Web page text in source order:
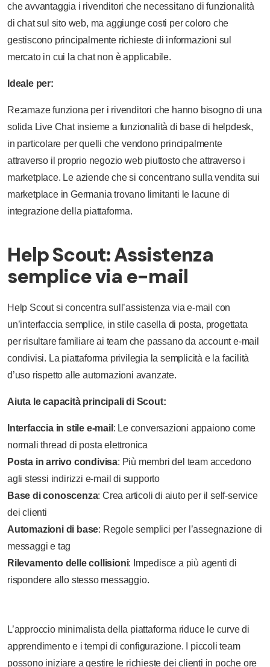
che avvantaggia i rivenditori che necessitano di funzionalità
di chat sul sito web, ma aggiunge costi per coloro che
gestiscono principalmente richieste di informazioni sul
mercato in cui la chat non è applicabile.
Ideale per:
Re:amaze funziona per i rivenditori che hanno bisogno di una
solida Live Chat insieme a funzionalità di base di helpdesk,
in particolare per quelli che vendono principalmente
attraverso il proprio negozio web piuttosto che attraverso i
marketplace. Le aziende che si concentrano sulla vendita sui
marketplace in Germania trovano limitanti le lacune di
integrazione della piattaforma.
Help Scout: Assistenza
semplice via e-mail
Help Scout si concentra sull’assistenza via e-mail con
un’interfaccia semplice, in stile casella di posta, progettata
per risultare familiare ai team che passano da account e-mail
condivisi. La piattaforma privilegia la semplicità e la facilità
d’uso rispetto alle automazioni avanzate.
Aiuta le capacità principali di Scout:
Interfaccia in stile e-mail : Le conversazioni appaiono come
normali thread di posta elettronica
Posta in arrivo condivisa: Più membri del team accedono
agli stessi indirizzi e-mail di supporto
Base di conoscenza: Crea articoli di aiuto per il self-service
dei clienti
Automazioni di base: Regole semplici per l’assegnazione di
messaggi e tag
Rilevamento delle collisioni: Impedisce a più agenti di
rispondere allo stesso messaggio.
L’approccio minimalista della piattaforma riduce le curve di
apprendimento e i tempi di configurazione. I piccoli team
possono iniziare a gestire le richieste dei clienti in poche ore